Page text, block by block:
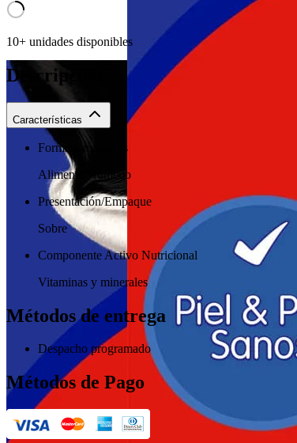
10+ unidades disponibles
Descripción
Características
Formato mascotas
Alimento Húmedo
Presentación/Empaque
Sobre
Componente Activo Nutricional
Vitaminas y minerales
Métodos de entrega
Despacho programado
Métodos de Pago